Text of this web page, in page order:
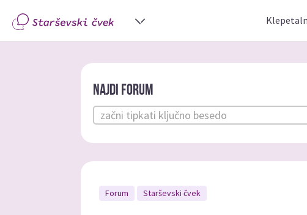
Najdi forum
Forum Starševski čvek